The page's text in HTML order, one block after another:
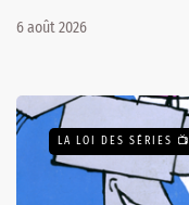
6 août 2026
LA LOI DES SÉRIES 📺